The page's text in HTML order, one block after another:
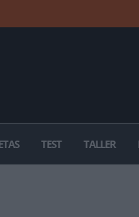
TEST TALLER